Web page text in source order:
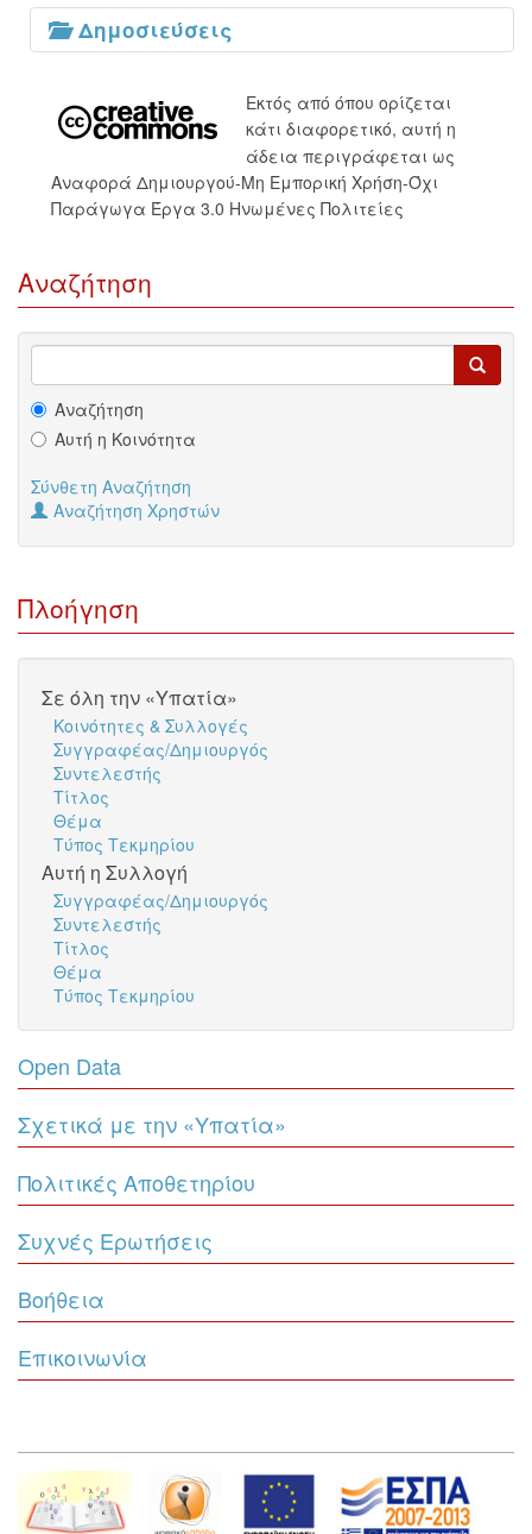
Δημοσιεύσεις
Εκτός από όπου ορίζεται
κάτι διαφορετικό, αυτή η
άδεια περιγράφεται ως
Αναφορά Δημιουργού-Μη Εμπορική Χρήση-Όχι
Παράγωγα Έργα 3.0 Ηνωμένες Πολιτείες
Αναζήτηση
Αναζήτηση
Αυτή η Κοινότητα
Σύνθετη Αναζήτηση
Αναζήτηση Χρηστών
Πλοήγηση
Σε όλη την «Υπατία»
Κοινότητες & Συλλογές
Συγγραφέας/Δημιουργός
Συντελεστής
Τίτλος
Θέμα
Τύπος Τεκμηρίου
Αυτή η Συλλογή
Συγγραφέας/Δημιουργός
Συντελεστής
Τίτλος
Θέμα
Τύπος Τεκμηρίου
Open Data
Σχετικά με την «Υπατία»
Πολιτικές Αποθετηρίου
Συχνές Ερωτήσεις
Βοήθεια
Επικοινωνία